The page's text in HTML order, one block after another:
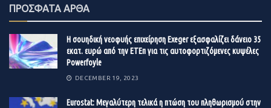
ΠΡΟΣΦΑΤΑ ΑΡΘΑ
Η σουηδική νεοφυής επιχείρηση Exeger εξασφαλίζει δάνειο 35
εκατ. ευρώ από την ΕΤΕπ για τις αυτοφορτιζόμενες κυψέλες
Powerfoyle
DECEMBER 19, 2023
Eurostat: Μεγαλύτερη τελικά η πτώση του πληθωρισμού στην